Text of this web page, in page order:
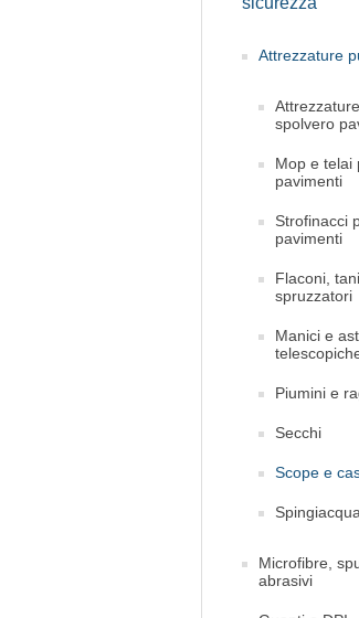
Attrezzature
spolvero
Mop e telai
pavimenti
Strofinacci
pavimenti
Flaconi,
spruzzatori
Manici e
Piumini e
Secchi
Scope e
Microfibre,
abrasivi